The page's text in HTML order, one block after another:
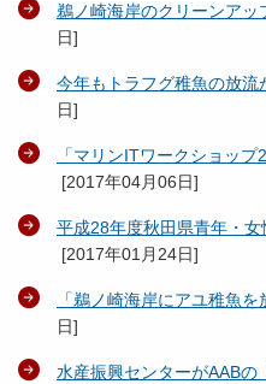
鵜ノ崎海岸のクリーンアッ
日]
今年もトラフグ稚魚の放流
日]
「マリンITワークショッ
[2017年04月06日]
平成28年度秋田県青年・
[2017年01月24日]
「鵜ノ崎海岸にアユ稚魚を
日]
水産振興センターがAABの